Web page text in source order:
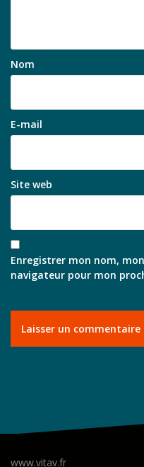
Nom
E-mail
Site web
Enregistrer mon nom,
navigateur pour mon
www.vitav.fr